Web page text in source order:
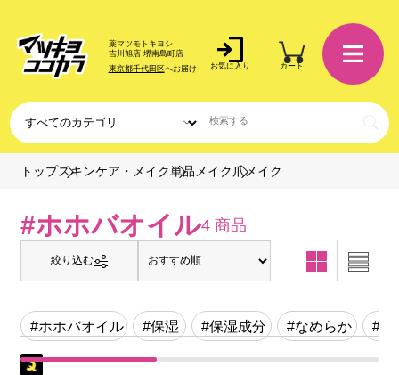
薬マツモトキヨシ
吉川旭店 堺南島町店
東京都千代田区へお届け お気に入り カート
トップスキンケア・メイク単品メイク 爪メイク
#ホホバオイル4 商品
絞り込む
#ホホバオイル #保湿 #保湿成分 #なめらか #ア